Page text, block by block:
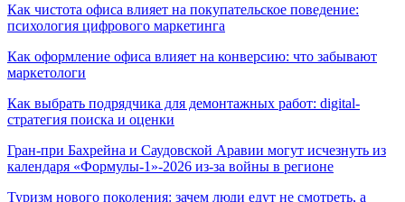
Как чистота офиса влияет на покупательское поведение:
психология цифрового маркетинга
Как оформление офиса влияет на конверсию: что забывают
маркетологи
Как выбрать подрядчика для демонтажных работ: digital-
стратегия поиска и оценки
Гран-при Бахрейна и Саудовской Аравии могут исчезнуть из
календаря «Формулы-1»-2026 из-за войны в регионе
Туризм нового поколения: зачем люди едут не смотреть, а